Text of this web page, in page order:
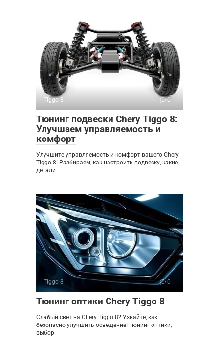
Tiggo 8 0
Тюнинг подвески Chery Tiggo 8:
Улучшаем управляемость и
комфорт
Улучшите управляемость и комфорт вашего Chery
Tiggo 8! Разбираем, как настроить подвеску, какие
детали
Tiggo 8 0
Тюнинг оптики Chery Tiggo 8
Слабый свет на Chery Tiggo 8? Узнайте, как
безопасно улучшить освещение! Тюнинг оптики,
выбор